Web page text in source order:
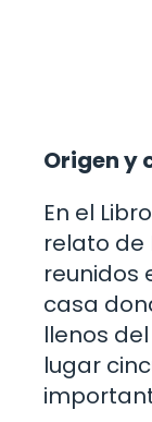
Origen y
En el
relato de
reunidos
casa
llenos
lugar